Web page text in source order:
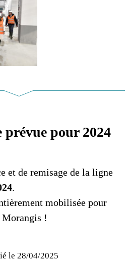
prévue pour 2024
et de remisage de la ligne
.
mobilisée pour
Morangis !
le 28/04/2025